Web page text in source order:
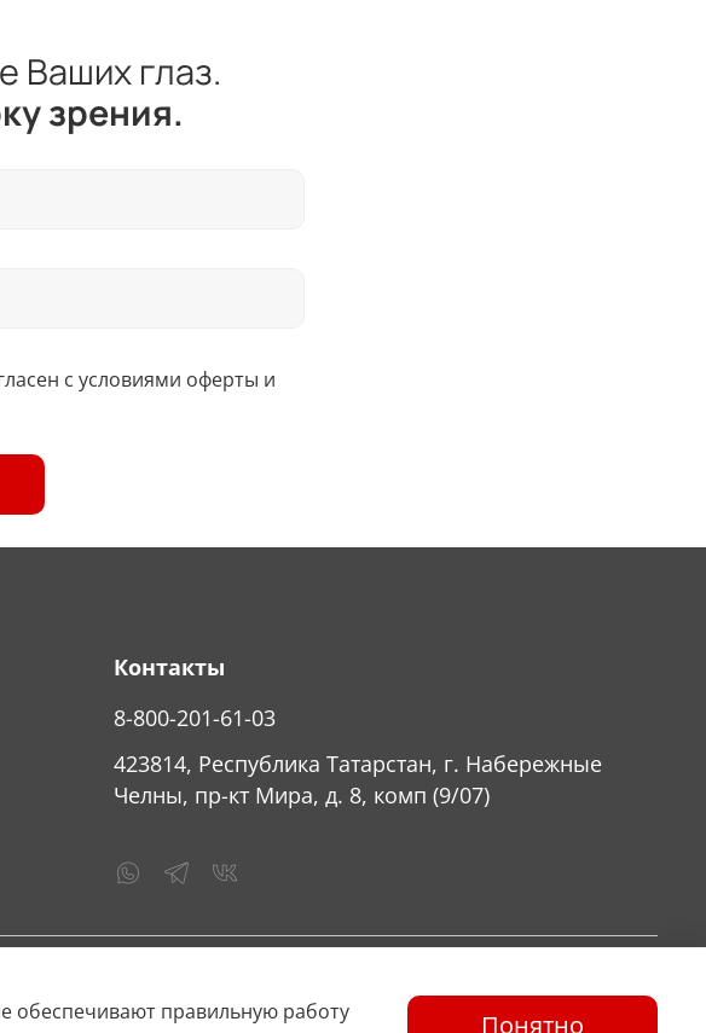
Ваших глаз.
зрения.
с условиями оферты и
Контакты
8-800-201-61-03
423814, Республика Татарстан, г. Набережные
Челны, пр-кт Мира, д. 8, комп (9/07)
обеспечивают правильную работу
Понятно